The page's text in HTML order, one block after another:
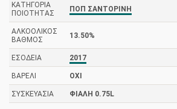
ΚΑΤΗΓΟΡΊΑ
ΠΟΙΌΤΗΤΑΣ
ΠΟΠ ΣΑΝΤΟΡΊΝΗ
ΑΛΚΟΟΛΙΚΌΣ
ΒΑΘΜΌΣ
13.50%
ΕΣΟΔΕΊΑ 2017
ΒΑΡΈΛΙ ΌΧΙ
ΣΥΣΚΕΥΑΣΊΑ ΦΙΆΛΗ 0.75L